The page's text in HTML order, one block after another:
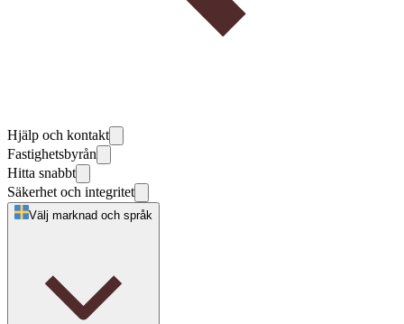
Hjälp och kontakt
Fastighetsbyrån
Hitta snabbt
Säkerhet och integritet
Välj marknad och språk